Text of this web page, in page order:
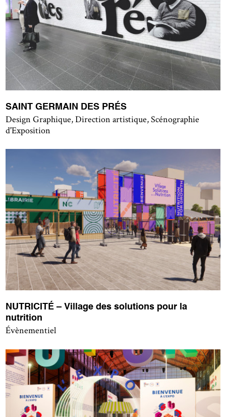
SAINT GERMAIN DES PRÉS
Design Graphique, Direction artistique, Scénographie
d'Exposition
NUTRICITÉ – Village des solutions pour la
nutrition
Évènementiel